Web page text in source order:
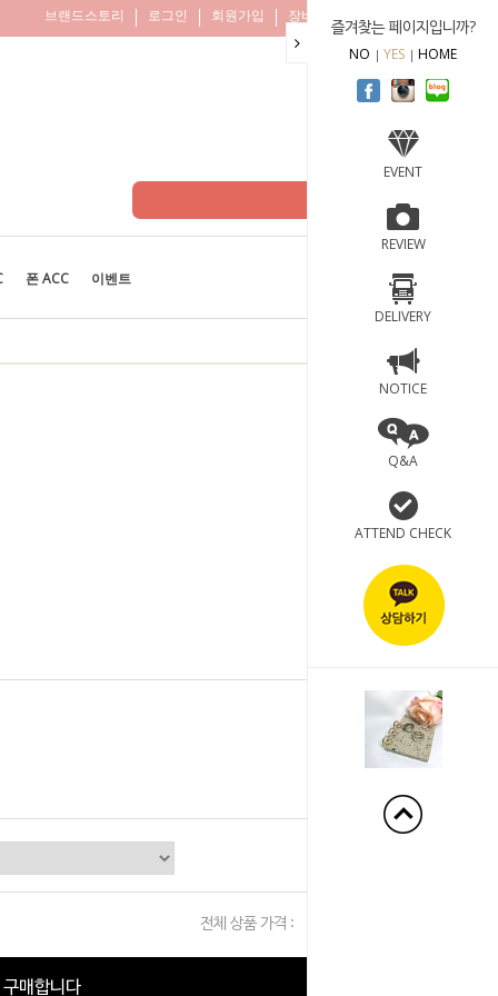
즐겨찾는 페이지입니까?
NO YES HOME
EVENT
REVIEW
DELIVERY
NOTICE
Q&A
ATTEND CHECK
브랜드스토리 로그인 회원가입 장바구니
폰 ACC 이벤트
전체 상품 가격 :
구매합니다